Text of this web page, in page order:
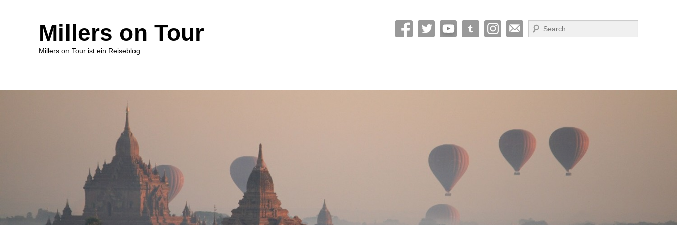
Millers on Tour
Millers on Tour ist ein Reiseblog.
Suche